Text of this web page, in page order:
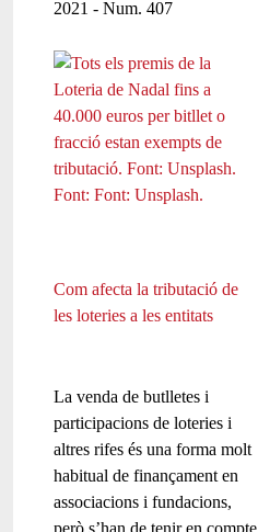
2021 - Num. 407
Com afecta la tributació de
les loteries a les entitats
La venda de butlletes i
participacions de loteries i
altres rifes és una forma molt
habitual de finançament en
associacions i fundacions,